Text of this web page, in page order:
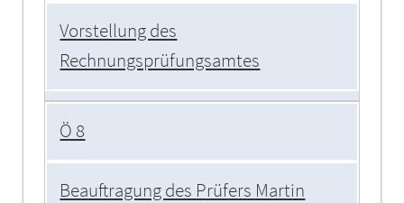
Vorstellung des
Rechnungsprüfungsamtes
Ö 8
Beauftragung des Prüfers Martin